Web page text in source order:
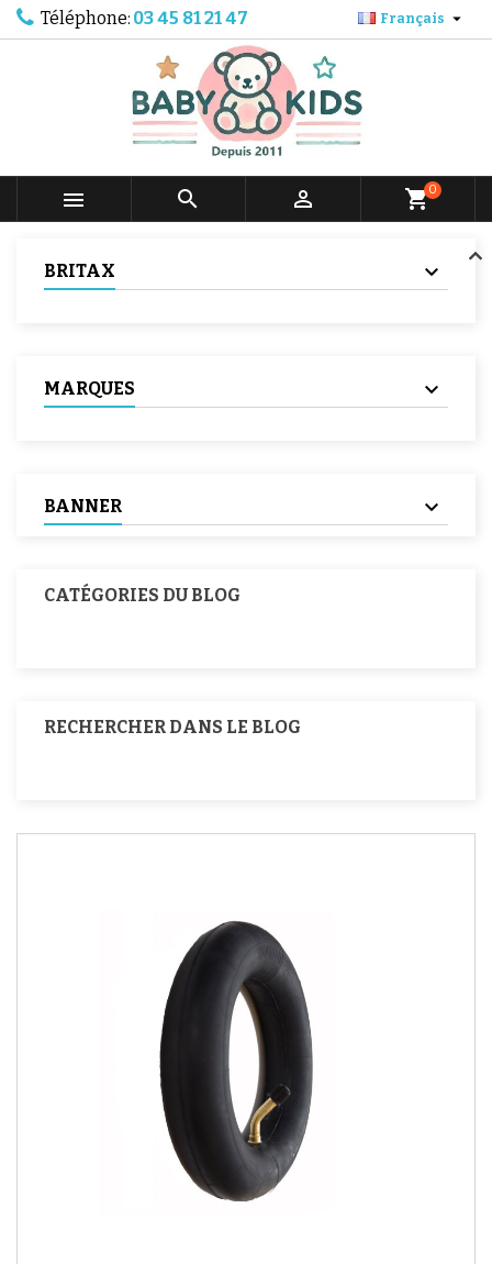
Téléphone: 03 45 81 21 47 Français 
   shopping_cart0
BRITAX
MARQUES
BANNER
CATÉGORIES DU BLOG
RECHERCHER DANS LE BLOG